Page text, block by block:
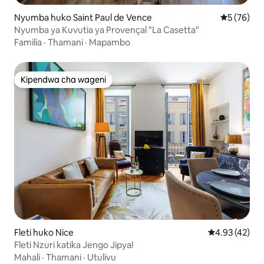
Nyumba huko Saint Paul de Vence Ukadiriaji
5 (76)
Nyumba ya Kuvutia ya Provençal "La Casetta"
Familia · Thamani · Mapambo
Kipendwa cha wageni
Kipendwa cha wageni
Fleti huko Nice Ukadiriaji wa
4.93 (42)
Fleti Nzuri katika Jengo Jipya!
Mahali · Thamani · Utulivu